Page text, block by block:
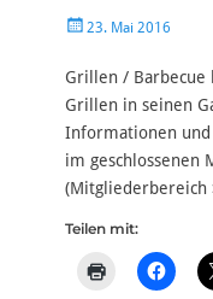
Veröffentlicht
23. Mai 2016
Grillen / Barbecue
Grillen in seinen
Informationen
im geschlossenen
(Mitgliederbereich
Teilen mit: